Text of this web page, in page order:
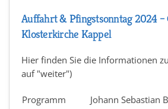
Auffahrt & Pfingstsonntag 2024
Klosterkirche Kappel
Hier finden Sie die Informationen
auf "weiter")
Programm
Johann Sebastian